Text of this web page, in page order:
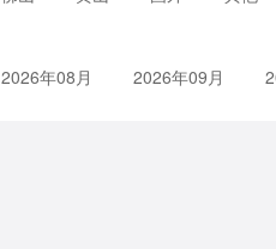
2026年08月 2026年09月